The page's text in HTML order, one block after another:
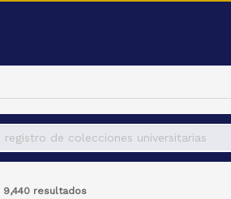
9,440 resultados